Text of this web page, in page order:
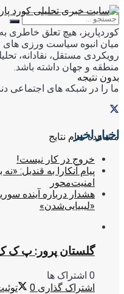
بدون نتیجه
مشاهده تمام نتایج
کوردپاریز، هیچ تعلق خاطری
میان انبوه سیاست ورزی های
رویکردی مستقل، نقادانه،
منطقه و جهان داشته باشد.
ما را در شبکه های اجتماعی
اخبار اخیر
خروج در کار نیست!
پیام آنکارا به قندیل:
امنیت‌محور
هشدار درباره آینده
«لیبیایی‌شدن»
گلستان پرور: پ ک
0 اشتراک ها
اشتراک گذاری 0